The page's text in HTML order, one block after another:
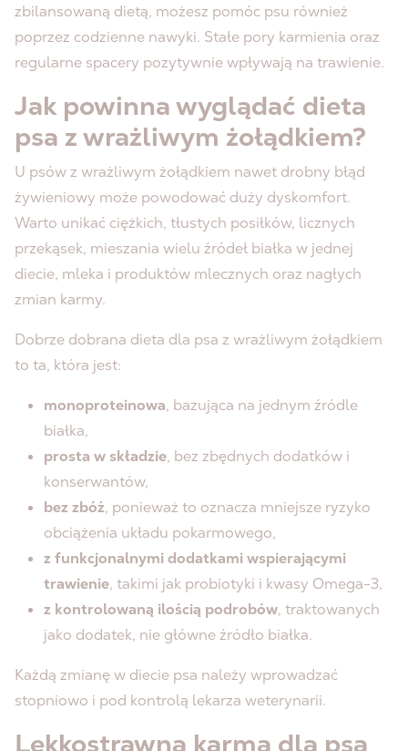
zbilansowaną dietą, możesz pomóc psu również
poprzez codzienne nawyki. Stałe pory karmienia oraz
regularne spacery pozytywnie wpływają na trawienie.
Jak powinna wyglądać dieta
psa z wrażliwym żołądkiem?
U psów z wrażliwym żołądkiem nawet drobny błąd
żywieniowy może powodować duży dyskomfort.
Warto unikać ciężkich, tłustych posiłków, licznych
przekąsek, mieszania wielu źródeł białka w jednej
diecie, mleka i produktów mlecznych oraz nagłych
zmian karmy.
Dobrze dobrana dieta dla psa z wrażliwym żołądkiem
to ta, która jest:
monoproteinowa, bazująca na jednym źródle
białka,
prosta w składzie, bez zbędnych dodatków i
konserwantów,
bez zbóż, ponieważ to oznacza mniejsze ryzyko
obciążenia układu pokarmowego,
z funkcjonalnymi dodatkami wspierającymi
trawienie, takimi jak probiotyki i kwasy Omega-3,
z kontrolowaną ilością podrobów, traktowanych
jako dodatek, nie główne źródło białka.
Każdą zmianę w diecie psa należy wprowadzać
stopniowo i pod kontrolą lekarza weterynarii.
Lekkostrawna karma dla psa